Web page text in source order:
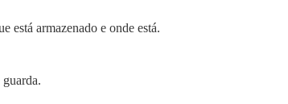
está armazenado e onde está.